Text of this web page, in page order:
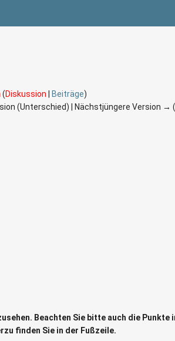
(Diskussion Beiträge)
(Unterschied) | Nächstjüngere Version →
Beachten Sie bitte auch die
finden Sie in der Fußzeile.